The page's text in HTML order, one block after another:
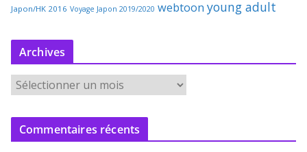
Japon/HK 2016 Voyage Japon 2019/2020 webtoon young adult
Archives
r
c
Commentaires récents